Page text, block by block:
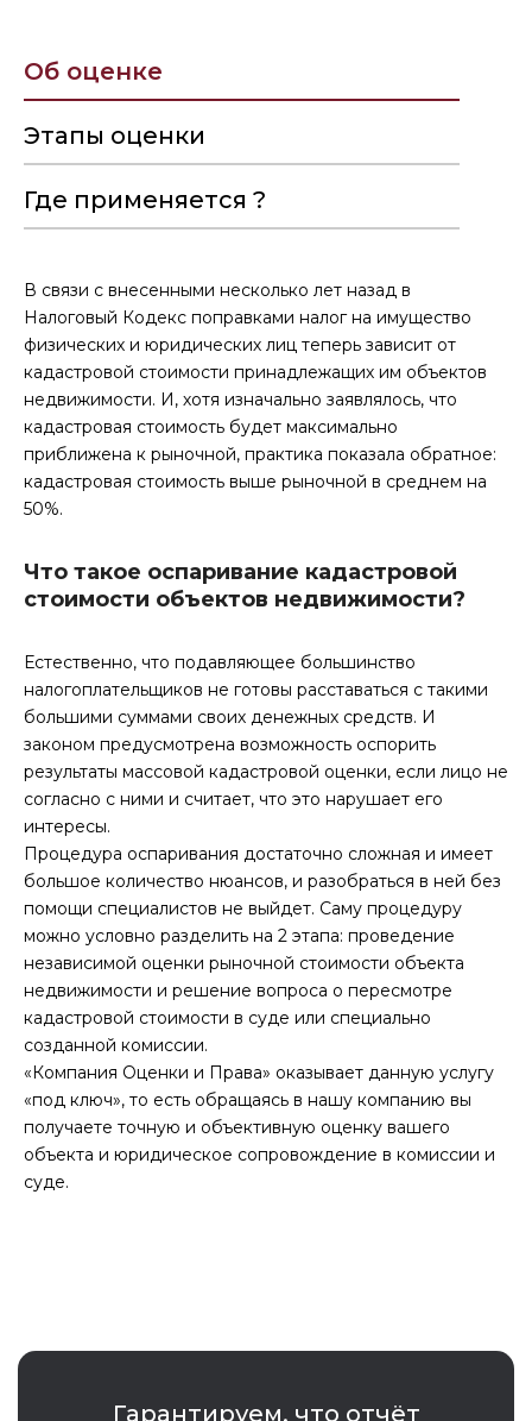
Об оценке
Этапы оценки
Где применяется ?
В связи с внесенными несколько лет назад в
Налоговый Кодекс поправками налог на имущество
физических и юридических лиц теперь зависит от
кадастровой стоимости принадлежащих им объектов
недвижимости. И, хотя изначально заявлялось, что
кадастровая стоимость будет максимально
приближена к рыночной, практика показала обратное:
кадастровая стоимость выше рыночной в среднем на
50%.
Что такое оспаривание кадастровой
стоимости объектов недвижимости?
Естественно, что подавляющее большинство
налогоплательщиков не готовы расставаться с такими
большими суммами своих денежных средств. И
законом предусмотрена возможность оспорить
результаты массовой кадастровой оценки, если лицо не
согласно с ними и считает, что это нарушает его
интересы.
Процедура оспаривания достаточно сложная и имеет
большое количество нюансов, и разобраться в ней без
помощи специалистов не выйдет. Саму процедуру
можно условно разделить на 2 этапа: проведение
независимой оценки рыночной стоимости объекта
недвижимости и решение вопроса о пересмотре
кадастровой стоимости в суде или специально
созданной комиссии.
«Компания Оценки и Права» оказывает данную услугу
«под ключ», то есть обращаясь в нашу компанию вы
получаете точную и объективную оценку вашего
объекта и юридическое сопровождение в комиссии и
суде.
Гарантируем, что отчёт